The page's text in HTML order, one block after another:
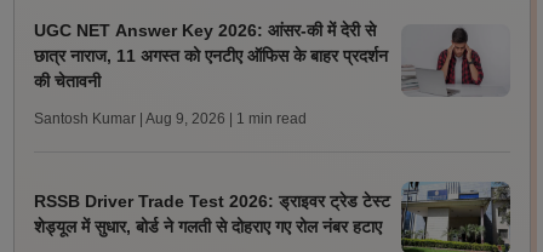
UGC NET Answer Key 2026: आंसर-की में देरी से
छात्र नाराज, 11 अगस्त को एनटीए ऑफिस के बाहर प्रदर्शन
की चेतावनी
Santosh Kumar | Aug 9, 2026 | 1 min read
RSSB Driver Trade Test 2026: ड्राइवर ट्रेड टेस्ट
शेड्यूल में सुधार, बोर्ड ने गलती से दोहराए गए रोल नंबर हटाए